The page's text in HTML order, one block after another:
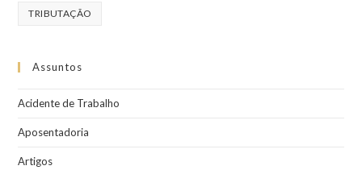
TRIBUTAÇÃO
Assuntos
Acidente de Trabalho
Aposentadoria
Artigos